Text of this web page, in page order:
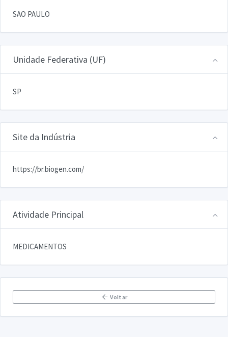
SAO PAULO
Unidade Federativa (UF)
SP
Site da Indústria
https://br.biogen.com/
Atividade Principal
MEDICAMENTOS
Voltar